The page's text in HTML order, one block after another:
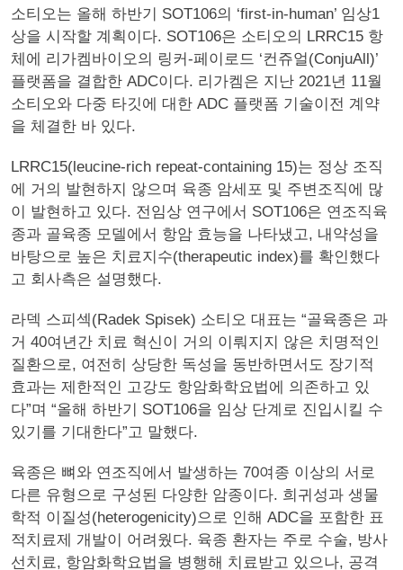
소티오는 올해 하반기 SOT106의 ‘first-in-human’ 임상1
상을 시작할 계획이다. SOT106은 소티오의 LRRC15 항
체에 리가켐바이오의 링커-페이로드 ‘컨쥬얼(ConjuAll)’
플랫폼을 결합한 ADC이다. 리가켐은 지난 2021년 11월
소티오와 다중 타깃에 대한 ADC 플랫폼 기술이전 계약
을 체결한 바 있다.
LRRC15(leucine-rich repeat-containing 15)는 정상 조직
에 거의 발현하지 않으며 육종 암세포 및 주변조직에 많
이 발현하고 있다. 전임상 연구에서 SOT106은 연조직육
종과 골육종 모델에서 항암 효능을 나타냈고, 내약성을
바탕으로 높은 치료지수(therapeutic index)를 확인했다
고 회사측은 설명했다.
라덱 스피섹(Radek Spisek) 소티오 대표는 “골육종은 과
거 40여년간 치료 혁신이 거의 이뤄지지 않은 치명적인
질환으로, 여전히 상당한 독성을 동반하면서도 장기적
효과는 제한적인 고강도 항암화학요법에 의존하고 있
다”며 “올해 하반기 SOT106을 임상 단계로 진입시킬 수
있기를 기대한다”고 말했다.
육종은 뼈와 연조직에서 발생하는 70여종 이상의 서로
다른 유형으로 구성된 다양한 암종이다. 희귀성과 생물
학적 이질성(heterogenicity)으로 인해 ADC을 포함한 표
적치료제 개발이 어려웠다. 육종 환자는 주로 수술, 방사
선치료, 항암화학요법을 병행해 치료받고 있으나, 공격